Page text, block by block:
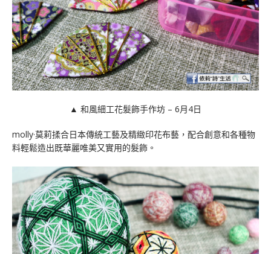
▲ 和風細工花髮飾手作坊 – 6月4日
molly·莫莉揉合日本傳統工藝及精緻印花布藝，配合創意和各種物
料輕鬆造出既華麗唯美又實用的髮飾。